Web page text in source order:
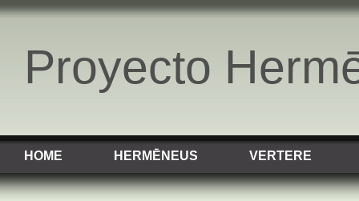
Proyecto
HOME HERMĒNEUS VERTERE